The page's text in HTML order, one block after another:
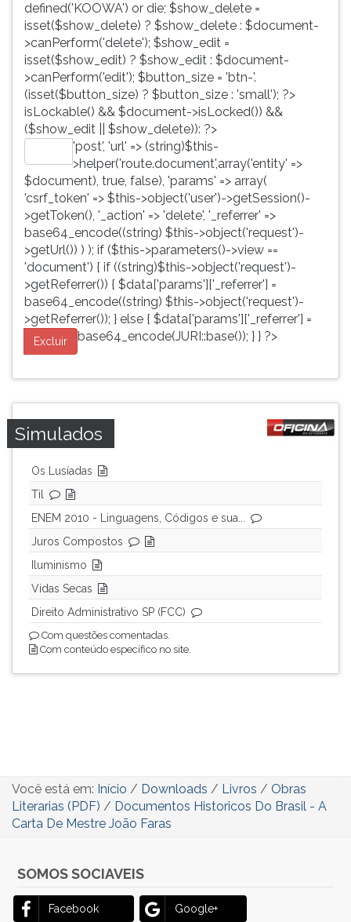
defined('KOOWA') or die; $show_delete =
isset($show_delete) ? $show_delete : $document-
>canPerform('delete'); $show_edit =
isset($show_edit) ? $show_edit : $document-
>canPerform('edit'); $button_size = 'btn-'.
(isset($button_size) ? $button_size : 'small'); ?>
isLockable() && $document->isLocked()) &&
($show_edit || $show_delete)): ?>
'post', 'url' => (string)$this-
>helper('route.document',array('entity' =>
$document), true, false), 'params' => array(
'csrf_token' => $this->object('user')->getSession()-
>getToken(), '_action' => 'delete', '_referrer' =>
base64_encode((string) $this->object('request')-
>getUrl()) ) ); if ($this->parameters()->view ==
'document') { if ((string)$this->object('request')-
>getReferrer()) { $data['params']['_referrer'] =
base64_encode((string) $this->object('request')-
>getReferrer()); } else { $data['params']['_referrer'] =
base64_encode(JURI::base()); } } ?>
Excluir
Simulados
Os Lusíadas
Til
ENEM 2010 - Linguagens, Códigos e sua...
Juros Compostos
Iluminismo
Vidas Secas
Direito Administrativo SP (FCC)
Com questões comentadas.
Com conteúdo específico no site.
Você está em: Início / Downloads / Livros / Obras
Literarias (PDF) / Documentos Historicos Do Brasil - A
Carta De Mestre João Faras
SOMOS SOCIAVEIS
Facebook Google+